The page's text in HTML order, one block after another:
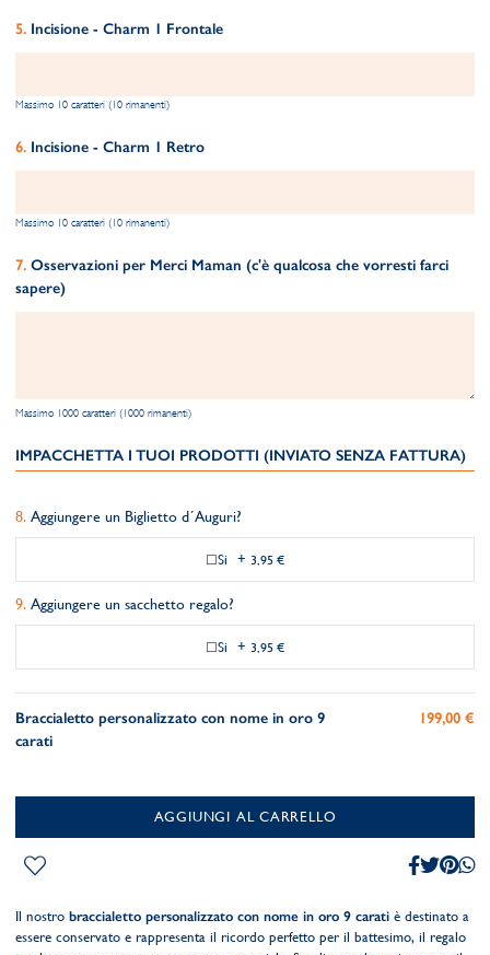
Incisione - Charm 1 Frontale
Massimo 10 caratteri (10 rimanenti)
Incisione - Charm 1 Retro
Massimo 10 caratteri (10 rimanenti)
Osservazioni per Merci Maman (c'è qualcosa che vorresti farci
sapere)
Massimo 1000 caratteri (1000 rimanenti)
IMPACCHETTA I TUOI PRODOTTI (INVIATO SENZA FATTURA)
Aggiungere un Biglietto d´Auguri?
Si + 3,95 €
Aggiungere un sacchetto regalo?
Si + 3,95 €
Braccialetto personalizzato con nome in oro 9
carati
199,00 €
AGGIUNGI AL CARRELLO
Il nostro braccialetto personalizzato con nome in oro 9 carati è destinato a
essere conservato e rappresenta il ricordo perfetto per il battesimo, il regalo